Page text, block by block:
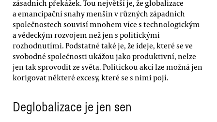
zásadních překážek. Tou největší je, že globalizace
a emancipační snahy menšin v různých západních
společnostech souvisí mnohem více s technologickým
a vědeckým rozvojem než jen s politickými
rozhodnutími. Podstatné také je, že ideje, které se ve
svobodné společnosti ukážou jako produktivní, nelze
jen tak sprovodit ze světa. Politickou akcí lze možná jen
korigovat některé excesy, které se s nimi pojí.
Deglobalizace je jen sen